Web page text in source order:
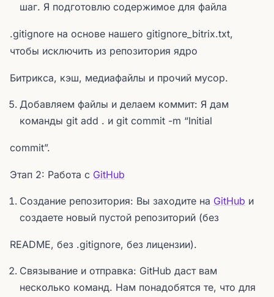
шаг. Я подготовлю содержимое для файла
.gitignore на основе нашего gitignore_bitrix.txt,
чтобы исключить из репозитория ядро
Битрикса, кэш, медиафайлы и прочий мусор.
Добавляем файлы и делаем коммит: Я дам
команды git add . и git commit -m “Initial
commit”.
Этап 2: Работа с GitHub
Создание репозитория: Вы заходите на GitHub и
создаете новый пустой репозиторий (без
README, без .gitignore, без лицензии).
Связывание и отправка: GitHub даст вам
несколько команд. Нам понадобятся те, что для